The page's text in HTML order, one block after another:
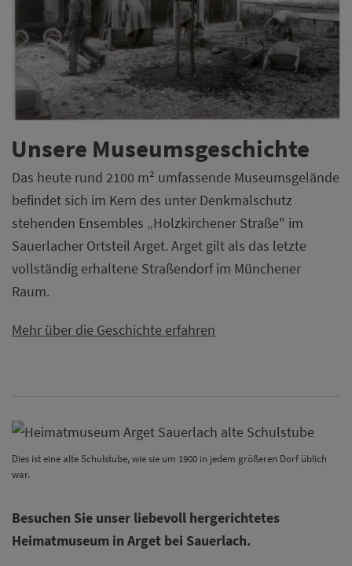
Unsere Museumsgeschichte
Das heute rund 2100 m² umfassende Museumsgelände
befindet sich im Kern des unter Denkmalschutz
stehenden Ensembles „Holzkirchener Straße" im
Sauerlacher Ortsteil Arget. Arget gilt als das letzte
vollständig erhaltene Straßendorf im Münchener
Raum.
Mehr über die Geschichte erfahren
Dies ist eine alte Schulstube, wie sie um 1900 in jedem größeren Dorf üblich
war.
Besuchen Sie unser liebevoll hergerichtetes
Heimatmuseum in Arget bei Sauerlach.